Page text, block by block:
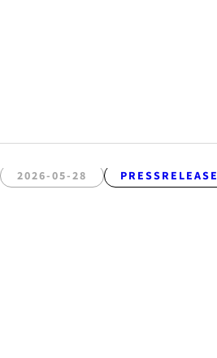
2026-05-28 PRESSRELEASE